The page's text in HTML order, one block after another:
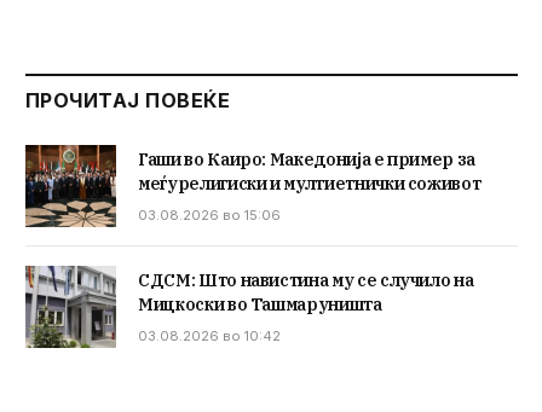
ПРОЧИТАЈ ПОВЕЌЕ
Гаши во Каиро: Македонија е пример за
меѓурелигиски и мултиетнички соживот
03.08.2026 во 15:06
СДСМ: Што навистина му се случило на
Мицкоски во Ташмаруништа
03.08.2026 во 10:42